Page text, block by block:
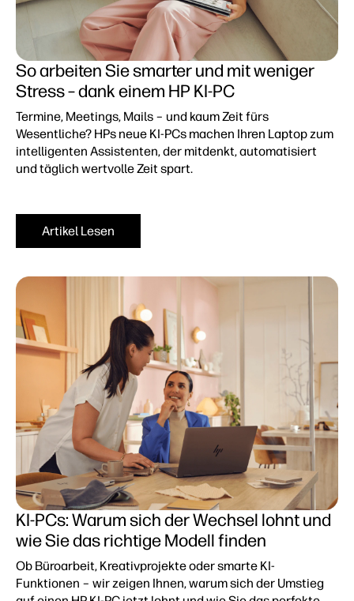
So arbeiten Sie smarter und mit weniger
Stress – dank einem HP KI-PC
Termine, Meetings, Mails – und kaum Zeit fürs
Wesentliche? HPs neue KI-PCs machen Ihren Laptop zum
intelligenten Assistenten, der mitdenkt, automatisiert
und täglich wertvolle Zeit spart.
Artikel Lesen
KI-PCs: Warum sich der Wechsel lohnt und
wie Sie das richtige Modell finden
Ob Büroarbeit, Kreativprojekte oder smarte KI-
Funktionen – wir zeigen Ihnen, warum sich der Umstieg